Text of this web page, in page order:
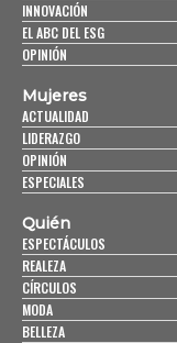
INNOVACIÓN
EL ABC DEL ESG
OPINIÓN
Mujeres
ACTUALIDAD
LIDERAZGO
OPINIÓN
ESPECIALES
Quién
ESPECTÁCULOS
REALEZA
CÍRCULOS
MODA
BELLEZA